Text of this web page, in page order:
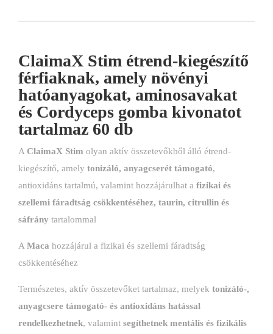
ClaimaX Stim étrend-kiegészítő
férfiaknak, amely növényi
hatóanyagokat, aminosavakat
és Cordyceps gomba kivonatot
tartalmaz 60 db
A ClaimaX Stim olyan aktív összetevőkből álló étrend-
kiegészítő, amely tonizáló, anyagcserét támogató,
antioxidáns tartalmú, valamint hozzájárulhat a fizikai és
szellemi fáradtság csökkentéséhez, taurin, citrullin és
sáfrány tartalommal
AMaca hozzájárul a fizikai és szellemi fáradtság
csökkentéséhez
Természetes, aktív összetevőket tartalmaz, melyek tonizáló-,
anyagcsere támogató- és antioxidáns hatással
rendelkezhetnek, valamint segíthetnek mentális és fizikális